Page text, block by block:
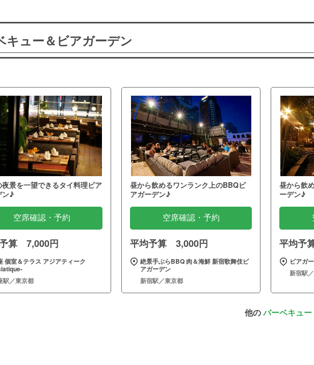
キュー＆ビアガーデン
景を一望できるタイ料理ビア
ン♪
空席確認・予約
算 7,000円
個室＆テラス アジアティーク
駅／東京都
昼から飲めるワンランク上のBBQビ
アガーデン♪
空席確認・予約
平均予算 3,000円
絶景手ぶらBBQ 肉＆海鮮 新宿歌舞伎ビ
アガーデン
新宿駅／東京都
昼から飲
ーデン♪
平均予
ビアガ
新宿駅
他のバーベキュー